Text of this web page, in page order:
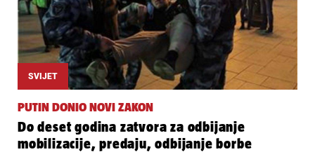
SVIJET
PUTIN DONIO NOVI ZAKON
Do deset godina zatvora za odbijanje
mobilizacije, predaju, odbijanje borbe